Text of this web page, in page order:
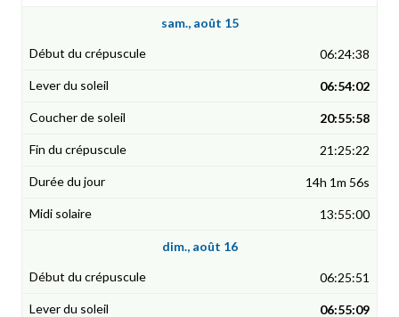
sam., août 15
06:24:38
06:54:02
20:55:58
21:25:22
14h 1m 56s
13:55:00
dim., août 16
06:25:51
06:55:09